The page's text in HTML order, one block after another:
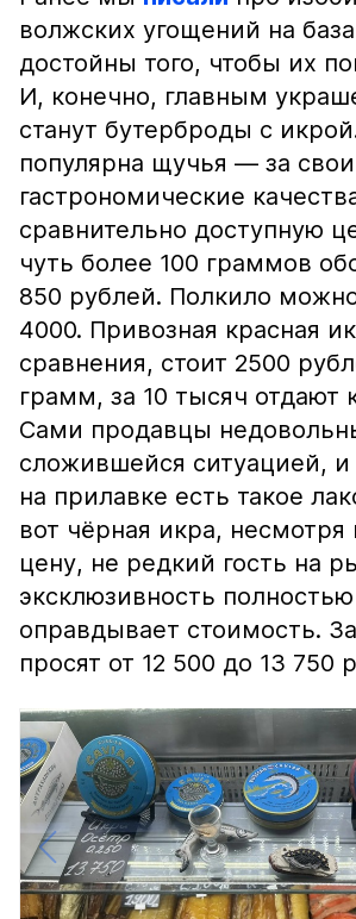
волжских угощений на
достойны того, чтобы их
И, конечно, главным
станут бутерброды с
популярна щучья — за свои
гастрономические
сравнительно доступную
чуть более 100 граммов
850 рублей. Полкило
4000. Привозная красная
сравнения, стоит 2500
грамм, за 10 тысяч отдают
Сами продавцы
сложившейся ситуацией, и
на прилавке есть такое
вот чёрная икра,
цену, не редкий гость на
эксклюзивность полностью
оправдывает стоимость.
просят от 12 500 до 13 750